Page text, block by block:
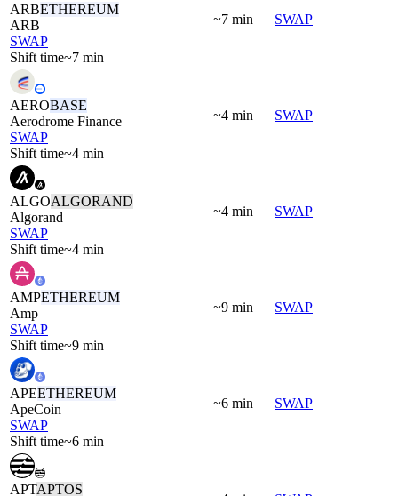
ARBETHEREUM
ARB
SWAP
Shift time~7 min
~7 min SWAP
AEROBASE
Aerodrome Finance
SWAP
Shift time~4 min
~4 min SWAP
ALGOALGORAND
Algorand
SWAP
Shift time~4 min
~4 min SWAP
AMPETHEREUM
Amp
SWAP
Shift time~9 min
~9 min SWAP
APEETHEREUM
ApeCoin
SWAP
Shift time~6 min
~6 min SWAP
APTAPTOS